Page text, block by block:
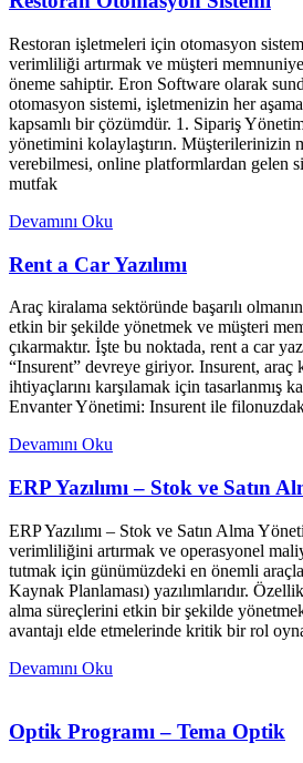
Restoran işletmeleri için otomasyon
verimliliği artırmak ve müşteri
öneme sahiptir. Eron Software olarak
otomasyon sistemi, işletmenizin her
kapsamlı bir çözümdür. 1. Sipariş
yönetimini kolaylaştırın. Müşterilerinizin
verebilmesi, online platformlardan gelen
mutfak
Devamını Oku
Rent a Car Yazılımı
Araç kiralama sektöründe başarılı
etkin bir şekilde yönetmek ve müşteri
çıkarmaktır. İşte bu noktada, rent a car
“Insurent” devreye giriyor. Insurent, araç
ihtiyaçlarını karşılamak için tasarlanmış
Envanter Yönetimi: Insurent ile
Devamını Oku
ERP Yazılımı – Stok ve Satın
ERP Yazılımı – Stok ve Satın Alma
verimliliğini artırmak ve operasyonel
tutmak için günümüzdeki en önemli
Kaynak Planlaması) yazılımlarıdır.
alma süreçlerini etkin bir şekilde
avantajı elde etmelerinde kritik bir rol
Devamını Oku
Optik Programı – Tema Optik